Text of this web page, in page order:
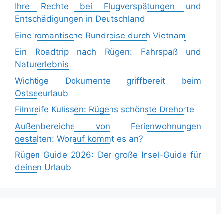
Ihre Rechte bei Flugverspätungen und
Entschädigungen in Deutschland
Eine romantische Rundreise durch Vietnam
Ein Roadtrip nach Rügen: Fahrspaß und
Naturerlebnis
Wichtige Dokumente griffbereit beim
Ostseeurlaub
Filmreife Kulissen: Rügens schönste Drehorte
Außenbereiche von Ferienwohnungen
gestalten: Worauf kommt es an?
Rügen Guide 2026: Der große Insel-Guide für
deinen Urlaub